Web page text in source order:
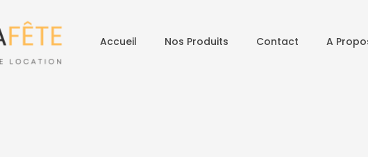
Accueil Nos Produits Contact A